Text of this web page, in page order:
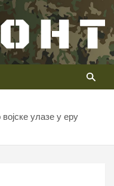
улазе у еру